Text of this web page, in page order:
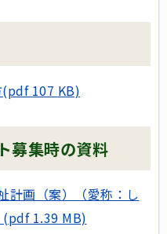
(pdf 107 KB)
募集時の資料
計画（案）（愛称：し
(pdf 1.39 MB)